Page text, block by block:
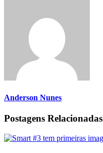
Anderson Nunes
Postagens Relacionadas